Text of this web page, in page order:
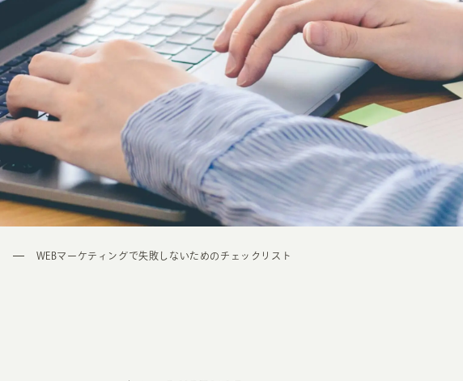
WEBマーケティングで失敗しないためのチェックリスト